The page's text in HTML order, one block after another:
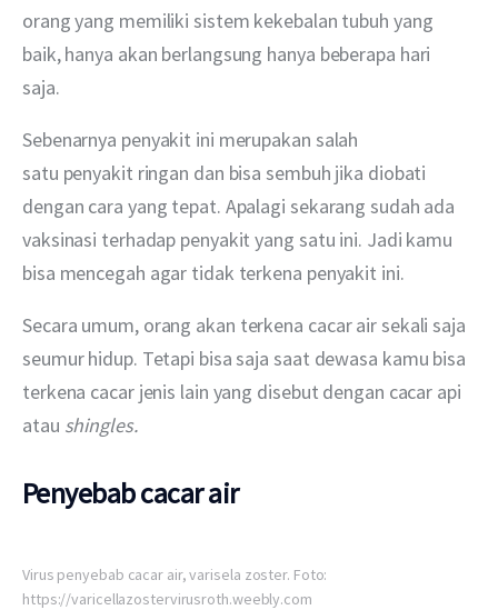
orang yang memiliki sistem kekebalan tubuh yang
baik, hanya akan berlangsung hanya beberapa hari
saja.
Sebenarnya penyakit ini merupakan salah
satu penyakit ringan dan bisa sembuh jika diobati
dengan cara yang tepat. Apalagi sekarang sudah ada
vaksinasi terhadap penyakit yang satu ini. Jadi kamu
bisa mencegah agar tidak terkena penyakit ini.
Secara umum, orang akan terkena cacar air sekali saja
seumur hidup. Tetapi bisa saja saat dewasa kamu bisa
terkena cacar jenis lain yang disebut dengan cacar api
atau shingles.
Penyebab cacar air
Virus penyebab cacar air, varisela zoster. Foto:
https://varicellazostervirusroth.weebly.com